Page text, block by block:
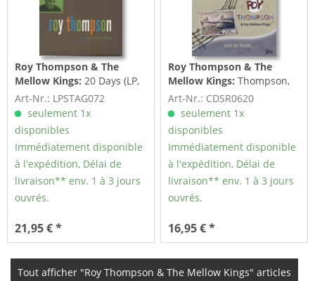
Roy Thompson & The
Mellow Kings:20 Days (LP,
180g Vinyl)
Art-Nr.: LPSTAG072
seulement 1x
disponibles
Immédiatement disponible
à l'expédition, Délai de
livraison** env. 1 à 3 jours
ouvrés.
21,95 € *
Roy Thompson & The
Mellow Kings:Thompson,
Roy & Mellow Kings Back
On...
Art-Nr.: CDSR0620
seulement 1x
disponibles
Immédiatement disponible
à l'expédition, Délai de
livraison** env. 1 à 3 jours
ouvrés.
16,95 € *
Tout afficher "Roy Thompson & The Mellow Kings" articles